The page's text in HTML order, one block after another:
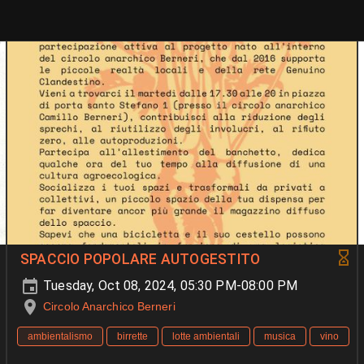
SPACCIO POPOLARE AUTOGESTITO
Tuesday, Oct 08, 2024, 05:30 PM-08:00 PM
Circolo Anarchico Berneri
ambientalismo birrette lotte ambientali musica vino